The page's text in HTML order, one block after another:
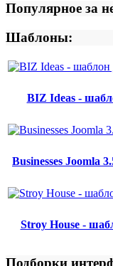
Популярное за
Шаблоны:
BIZ Ideas -
Businesses Joomla
Stroy House -